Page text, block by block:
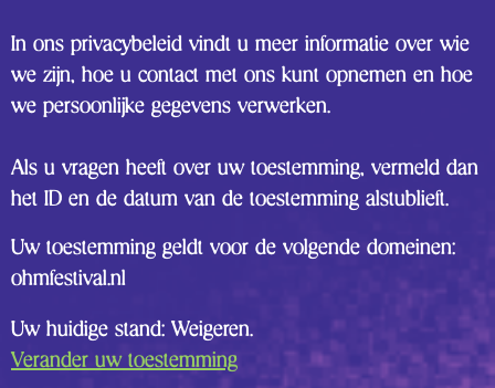
In ons privacybeleid vindt u meer informatie over wie
we zijn, hoe u contact met ons kunt opnemen en hoe
we persoonlijke gegevens verwerken.
Als u vragen heeft over uw toestemming, vermeld dan
het ID en de datum van de toestemming alstublieft.
Uw toestemming geldt voor de volgende domeinen:
ohmfestival.nl
Uw huidige stand: Weigeren.
Verander uw toestemming